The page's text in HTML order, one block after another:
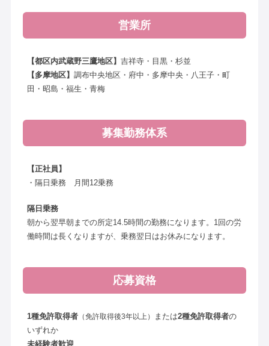
営業所
【都区内武蔵野三鷹地区】吉祥寺・目黒・杉並
【多摩地区】調布中央地区・府中・多摩中央・八王子・町
田・昭島・福生・青梅
募集勤務体系
【正社員】
・隔日乗務 月間12乗務
隔日乗務
朝から翌早朝までの所定14.5時間の勤務になります。1回の労
働時間は長くなりますが、乗務翌日はお休みになります。
応募資格
1種免許取得者 （免許取得後3年以上） または2種免許取得者の
いずれか
未経験者歓迎